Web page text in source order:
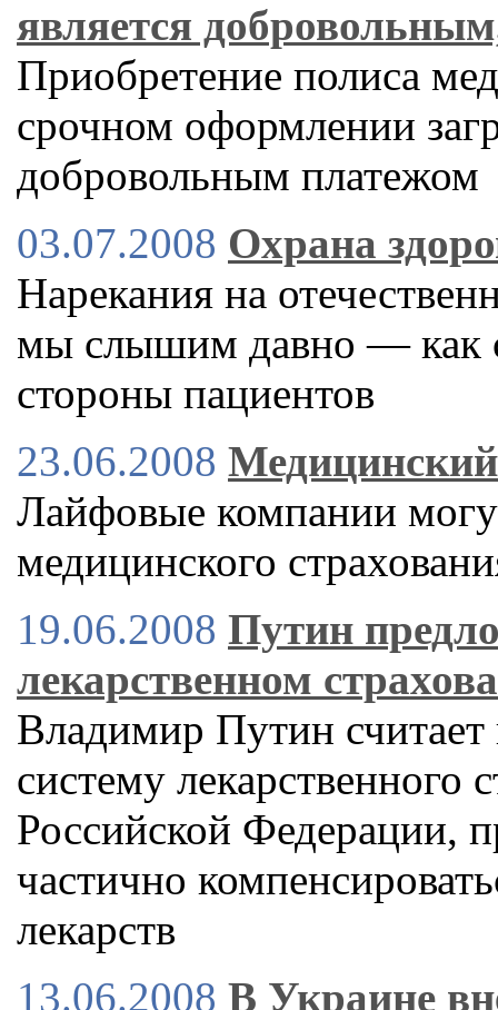
является
Приобретение полиса
срочном оформлении
добровольным платежом
03.07.2008 Охрана
Нарекания на
мы слышим давно — как
стороны пациентов
23.06.2008
Лайфовые компании
медицинского
19.06.2008 Путин
лекарственном
Владимир Путин
систему лекарственного
Российской Федерации,
частично
лекарств
13.06.2008 В Украине